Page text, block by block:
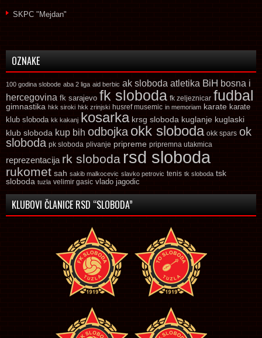
SKPC "Mejdan"
OZNAKE
100 godina slobode aba 2 liga aid berbic ak sloboda atletika BiH bosna i
hercegovina fk sarajevo fk sloboda fk zeljeznicar fudbal
gimnastika hkk siroki hkk zrinjski husref musemic in memoriam karate karate
klub sloboda kk kakanj kosarka krsg sloboda kuglanje kuglaski
klub sloboda kup bih odbojka okk sloboda okk spars ok
sloboda pk sloboda plivanje pripreme pripremna utakmica
reprezentacija rk sloboda rsd sloboda
rukomet sah sakib malkocevic slavko petrovic tenis tk sloboda tsk
sloboda tuzla velimir gasic vlado jagodic
KLUBOVI ČLANICE RSD “SLOBODA”